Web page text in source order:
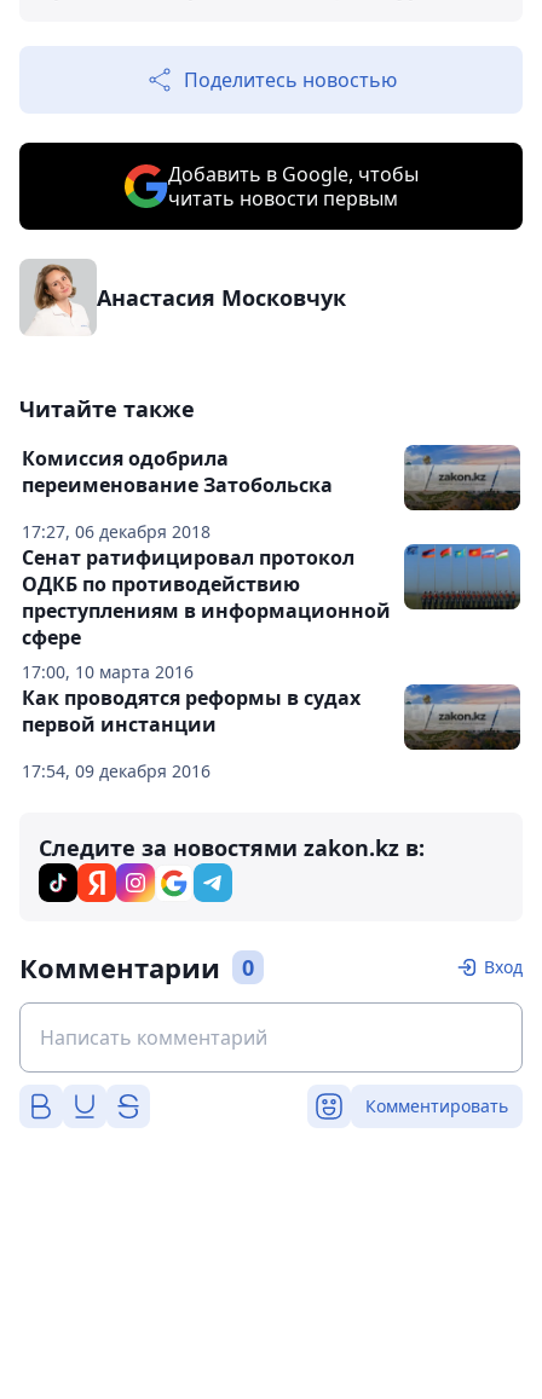
Поделитесь новостью
Добавить в Google, чтобы
читать новости первым
Анастасия Московчук
Читайте также
17:27, 06 декабря 2018
Комиссия одобрила
переименование Затобольска
17:00, 10 марта 2016
Сенат ратифицировал протокол
ОДКБ по противодействию
преступлениям в информационной
сфере
17:54, 09 декабря 2016
Как проводятся реформы в судах
первой инстанции
Следите за новостями zakon.kz в:
Комментарии 0 Вход
Комментировать